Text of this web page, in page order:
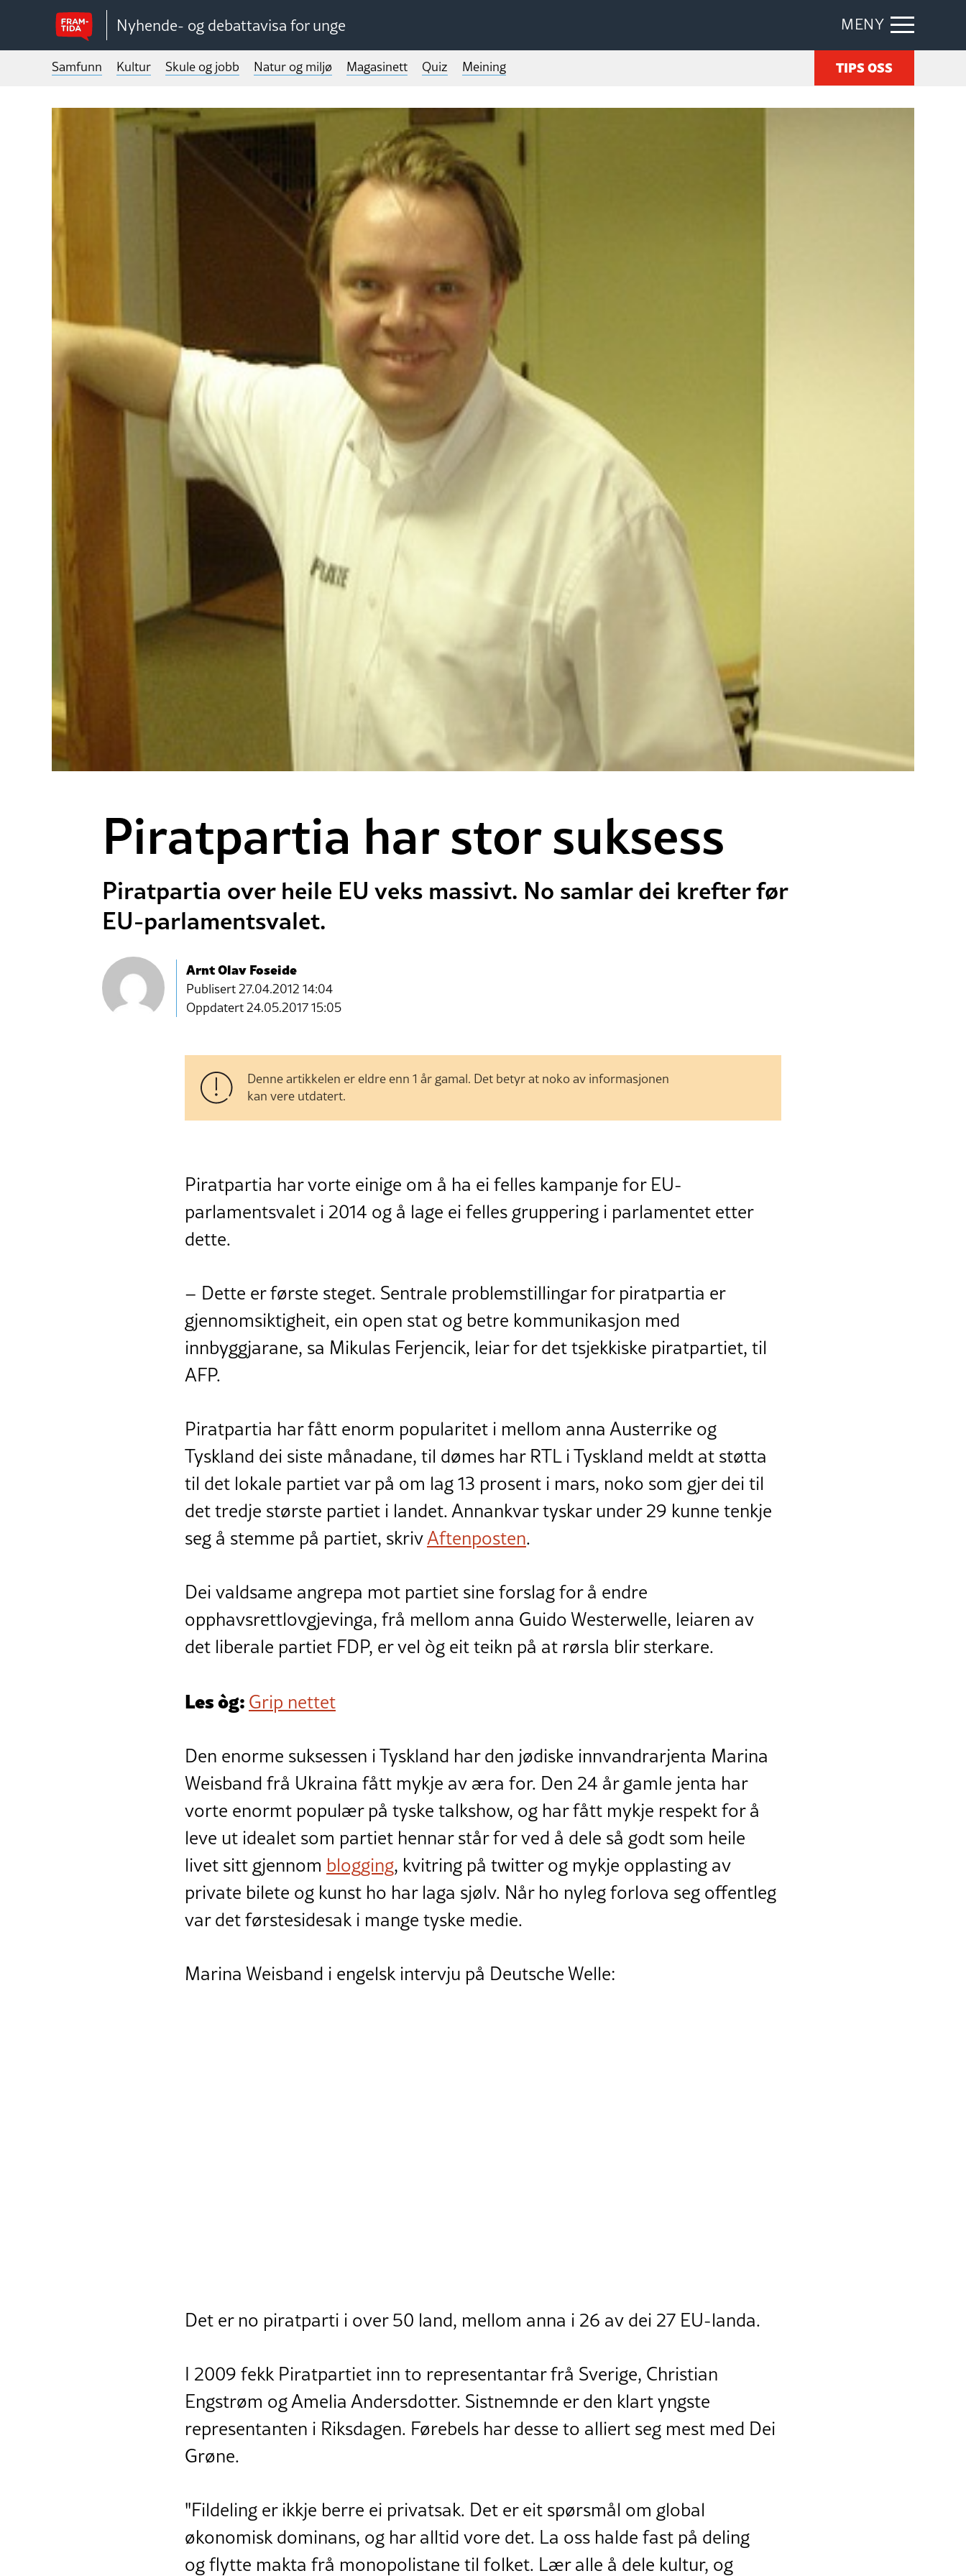
Nyhende- og debattavisa for unge MENY
Samfunn Kultur Skule og jobb Natur og miljø Magasinett Quiz Meining TIPS OSS
Piratpartia har stor suksess
Piratpartia over heile EU veks massivt. No samlar dei krefter før
EU-parlamentsvalet.
Arnt Olav Foseide
Publisert27.04.2012 14:04
Oppdatert 24.05.2017 15:05
Denne artikkelen er eldre enn 1 år gamal. Det betyr at noko av informasjonen
kan vere utdatert.
Piratpartia har vorte einige om å ha ei felles kampanje for EU-
parlamentsvalet i 2014 og å lage ei felles gruppering i parlamentet etter
dette.
– Dette er første steget. Sentrale problemstillingar for piratpartia er
gjennomsiktigheit, ein open stat og betre kommunikasjon med
innbyggjarane, sa Mikulas Ferjencik, leiar for det tsjekkiske piratpartiet, til
AFP.
Piratpartia har fått enorm popularitet i mellom anna Austerrike og
Tyskland dei siste månadane, til dømes har RTL i Tyskland meldt at støtta
til det lokale partiet var på om lag 13 prosent i mars, noko som gjer dei til
det tredje største partiet i landet. Annankvar tyskar under 29 kunne tenkje
seg å stemme på partiet, skrivAftenposten.
Dei valdsame angrepa mot partiet sine forslag for å endre
opphavsrettlovgjevinga, frå mellom anna Guido Westerwelle, leiaren av
det liberale partiet FDP, er vel òg eit teikn på at rørsla blir sterkare.
Les òg:Grip nettet
Den enorme suksessen i Tyskland har den jødiske innvandrarjenta Marina
Weisband frå Ukraina fått mykje av æra for. Den 24 år gamle jenta har
vorte enormt populær på tyske talkshow, og har fått mykje respekt for å
leve ut idealet som partiet hennar står for ved å dele så godt som heile
livet sitt gjennom blogging, kvitring på twitter og mykje opplasting av
private bilete og kunst ho har laga sjølv. Når ho nyleg forlova seg offentleg
var det førstesidesak i mange tyske medie.
Marina Weisband i engelsk intervju på Deutsche Welle:
Det er no piratparti i over 50 land, mellom anna i 26 av dei 27 EU-landa.
I 2009 fekk Piratpartiet inn to representantar frå Sverige, Christian
Engstrøm og Amelia Andersdotter. Sistnemnde er den klart yngste
representanten i Riksdagen. Førebels har desse to alliert seg mest med Dei
Grøne.
"Fildeling er ikkje berre ei privatsak. Det er eit spørsmål om global
økonomisk dominans, og har alltid vore det. La oss halde fast på deling
og flytte makta frå monopolistane til folket. Lær alle å dele kultur, og